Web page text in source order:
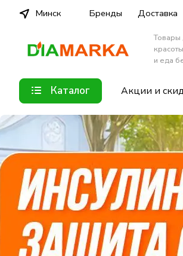
Минск Бренды Доставка
Товары
и еда
Каталог Акции и